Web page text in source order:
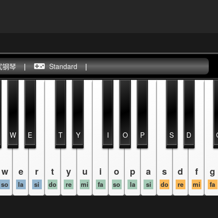
钢琴 | Standard |
w
so
e
la
r
si
t
do
y
re
u
mi
i
fa
o
so
p
la
a
si
s
do
d
re
f
mi
g
fa
W E T Y I O P S D